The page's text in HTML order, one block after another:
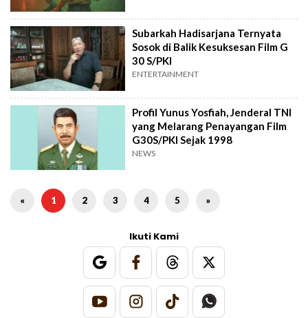
Subarkah Hadisarjana Ternyata
Sosok di Balik Kesuksesan Film G
30 S/PKI
ENTERTAINMENT
Profil Yunus Yosfiah, Jenderal TNI
yang Melarang Penayangan Film
G30S/PKI Sejak 1998
NEWS
« 1 2 3 4 5 »
Ikuti Kami